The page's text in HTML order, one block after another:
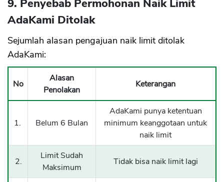
9. Penyebab Permohonan Naik Limit
AdaKami Ditolak
Sejumlah alasan pengajuan naik limit ditolak
AdaKami:
No
Alasan
Penolakan
Keterangan
1. Belum 6 Bulan
AdaKami punya ketentuan
minimum keanggotaan untuk
naik limit
2.
Limit Sudah
Maksimum
Tidak bisa naik limit lagi